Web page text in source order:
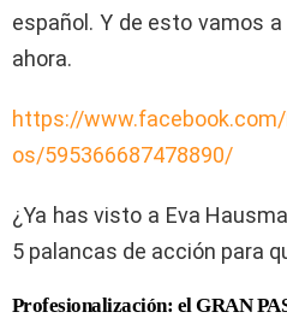
español. Y de esto vamos
ahora.
https://www.facebook.com/
os/595366687478890/
¿Ya has visto a Eva
5 palancas de acción para
Profesionalización: el GRAN